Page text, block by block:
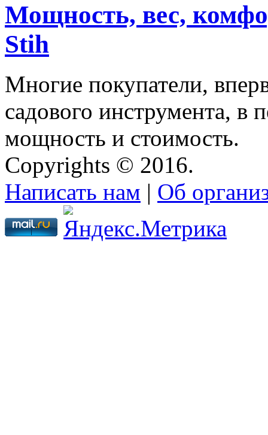
Мощность, вес,
Stih
Многие покупатели,
садового инструмента, в
мощность и стоимость.
Copyrights © 2016.
Написать нам | Об